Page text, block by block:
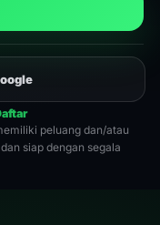
peluang dan/atau
siap dengan segala